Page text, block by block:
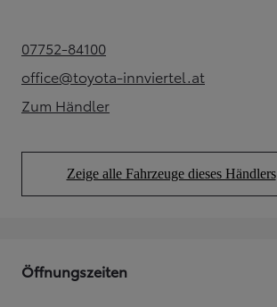
07752-84100(Opens in new tab)
office@toyota-innviertel.at
(Opens in new tab)
Zum Händler(Opens in new tab)
Zeige alle Fahrzeuge dieses Händlers
(Opens in new tab)
Öffnungszeiten